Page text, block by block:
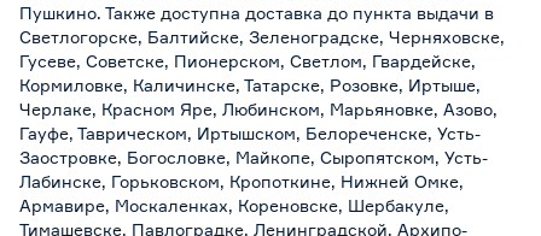
Пушкино. Также доступна доставка до пункта выдачи в
Светлогорске, Балтийске, Зеленоградске, Черняховске,
Гусеве, Советске, Пионерском, Светлом, Гвардейске,
Кормиловке, Каличинске, Татарске, Розовке, Иртыше,
Черлаке, Красном Яре, Любинском, Марьяновке, Азово,
Гауфе, Таврическом, Иртышском, Белореченске, Усть-
Заостровке, Богословке, Майкопе, Сыропятском, Усть-
Лабинске, Горьковском, Кропоткине, Нижней Омке,
Армавире, Москаленках, Кореновске, Шербакуле,
Тимашевске, Павлоградке, Ленинградской, Архипо-